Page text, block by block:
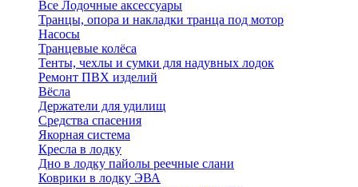
Все Лодочные аксессуары
Транцы, опора и накладки транца под мотор
Насосы
Транцевые колёса
Тенты, чехлы и сумки для надувных лодок
Ремонт ПВХ изделий
Вёсла
Держатели для удилищ
Средства спасения
Якорная система
Кресла в лодку
Дно в лодку пайолы реечные слани
Коврики в лодку ЭВА